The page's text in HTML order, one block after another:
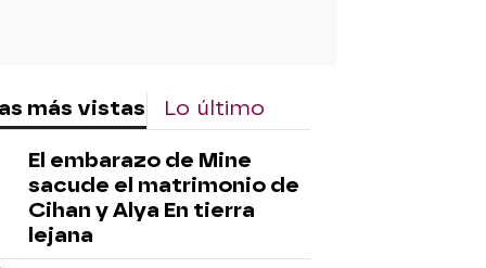
más vistas Lo último
El embarazo de Mine
sacude el matrimonio de
Cihan y Alya En tierra
lejana